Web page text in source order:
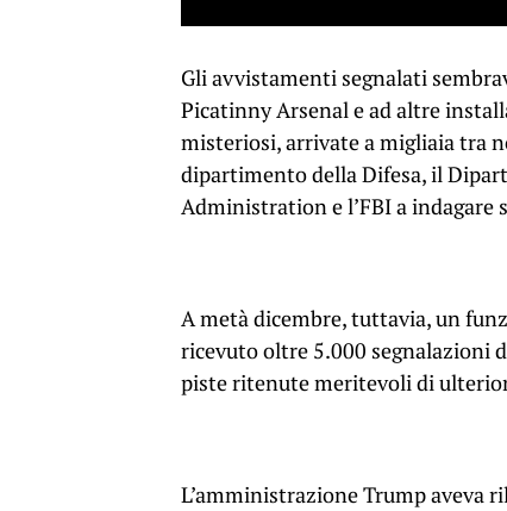
Gli avvistamenti segnalati
Picatinny Arsenal e ad altre
misteriosi, arrivate a migliaia tra
dipartimento della Difesa, il
Administration e l’FBI a indagare
A metà dicembre, tuttavia, un
ricevuto oltre 5.000 segnalazioni
piste ritenute meritevoli di
L’amministrazione Trump aveva